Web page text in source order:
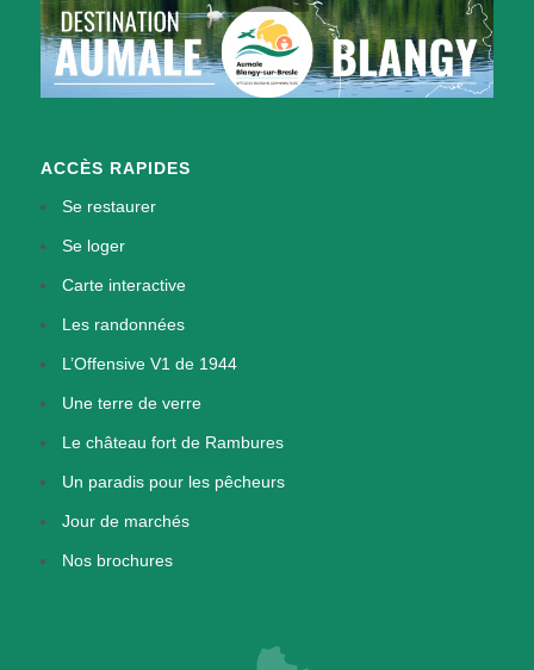
ACCÈS RAPIDES
Se restaurer
Se loger
Carte interactive
Les randonnées
L’Offensive V1 de 1944
Une terre de verre
Le château fort de Rambures
Un paradis pour les pêcheurs
Jour de marchés
Nos brochures